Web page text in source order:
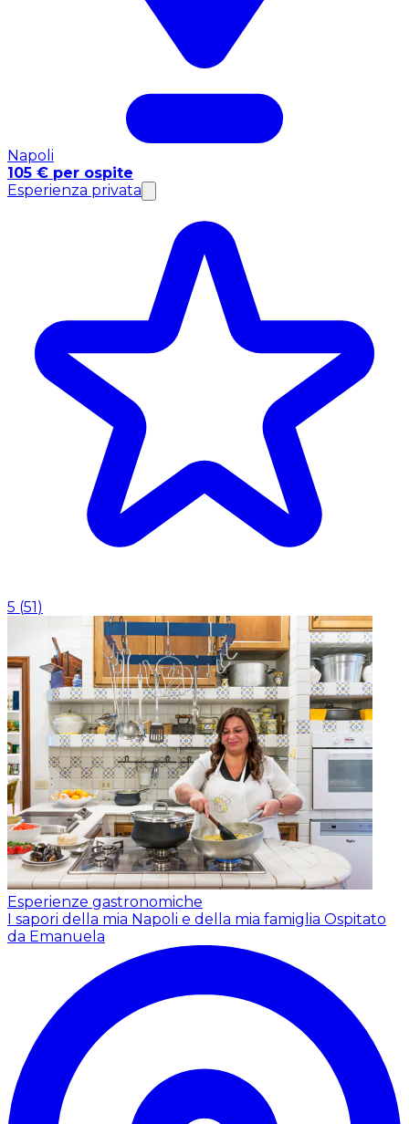
Napoli
105 € per ospite
Esperienza privata
5 (51 )
Esperienze gastronomiche
I sapori della mia Napoli e della mia famiglia Ospitato
da Emanuela